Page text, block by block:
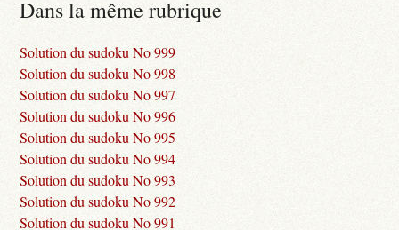
Dans la même rubrique
Solution du sudoku No 999
Solution du sudoku No 998
Solution du sudoku No 997
Solution du sudoku No 996
Solution du sudoku No 995
Solution du sudoku No 994
Solution du sudoku No 993
Solution du sudoku No 992
Solution du sudoku No 991